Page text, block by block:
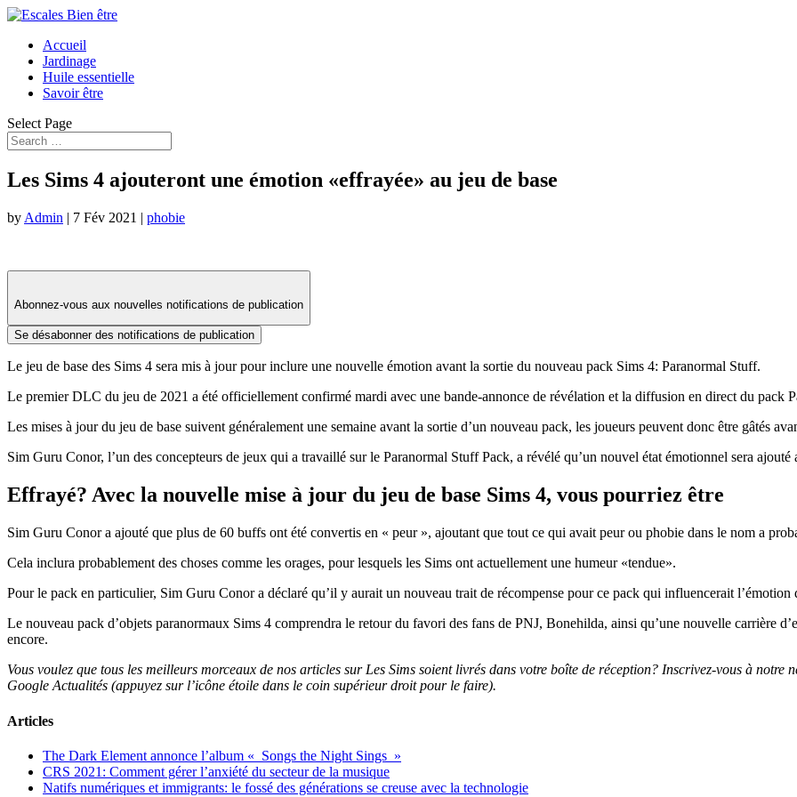
Accueil
Jardinage
Huile essentielle
Savoir être
Select Page
Les Sims 4 ajouteront une émotion «effrayée» au jeu de base
by Admin | 7 Fév 2021 | phobie
Abonnez-vous aux nouvelles notifications de publication
Se désabonner des notifications de publication
Le jeu de base des Sims 4 sera mis à jour pour inclure une nouvelle émotion avant la sortie du nouveau pack Sims 4: Paranormal Stuff.
Le premier DLC du jeu de 2021 a été officiellement confirmé mardi avec une bande-annonce de révélation et la diffusion en direct du pack
Les mises à jour du jeu de base suivent généralement une semaine avant la sortie d’un nouveau pack, les joueurs peuvent donc être gâtés
Sim Guru Conor, l’un des concepteurs de jeux qui a travaillé sur le Paranormal Stuff Pack, a révélé qu’un nouvel état émotionnel sera ajouté
Effrayé? Avec la nouvelle mise à jour du jeu de base Sims 4, vous pourriez être
Sim Guru Conor a ajouté que plus de 60 buffs ont été convertis en « peur », ajoutant que tout ce qui avait peur ou phobie dans le nom a
Cela inclura probablement des choses comme les orages, pour lesquels les Sims ont actuellement une humeur «tendue».
Pour le pack en particulier, Sim Guru Conor a déclaré qu’il y aurait un nouveau trait de récompense pour ce pack qui influencerait l’émotion
Le nouveau pack d’objets paranormaux Sims 4 comprendra le retour du favori des fans de PNJ, Bonehilda, ainsi qu’une nouvelle carrière
encore.
Vous voulez que tous les meilleurs morceaux de nos articles sur Les Sims soient livrés dans votre boîte de réception? Inscrivez-vous à notre
Google Actualités (appuyez sur l’icône étoile dans le coin supérieur droit pour le faire).
Articles
The Dark Element annonce l’album « Songs the Night Sings »
CRS 2021: Comment gérer l’anxiété du secteur de la musique
Natifs numériques et immigrants: le fossé des générations se creuse avec la technologie